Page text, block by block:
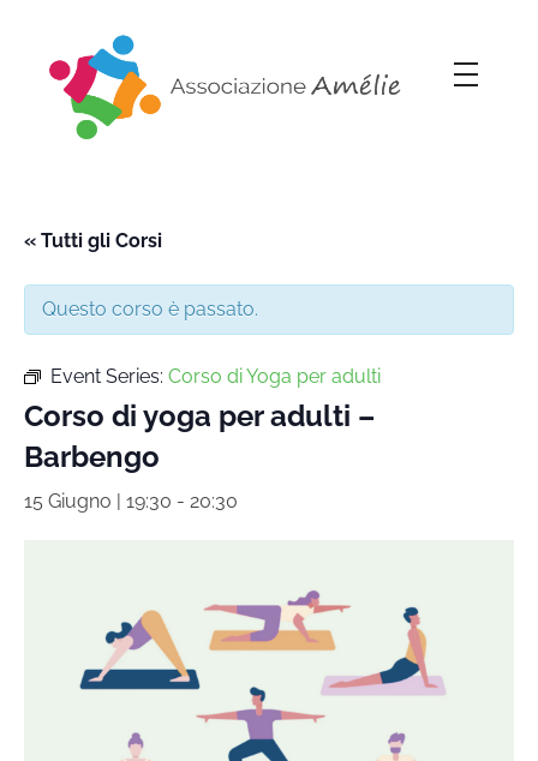
« Tutti gli Corsi
Questo corso è passato.
Event Series: Corso di Yoga per adulti
Corso di yoga per adulti –
Barbengo
15 Giugno | 19:30 - 20:30